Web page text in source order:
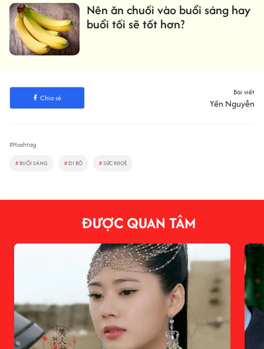
Nên ăn chuối vào buổi sáng hay
buổi tối sẽ tốt hơn?
Chia sẻ
Bài viết
Yến Nguyễn
#Hashtag
# BUỔI SÁNG #ĐI BỘ #SỨC KHOẺ
ĐƯỢC QUAN TÂM